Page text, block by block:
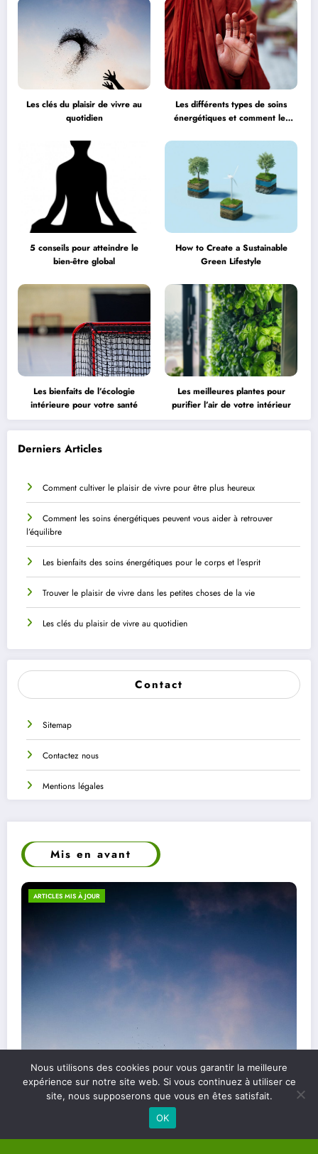
Les clés du plaisir de vivre au
quotidien
Les différents types de soins
énergétiques et comment les
5 conseils pour atteindre le
bien-être global
How to Create a Sustainable
Green Lifestyle
Les bienfaits de l’écologie
intérieure pour votre santé
Les meilleures plantes pour
purifier l’air de votre intérieur
Derniers Articles
Comment cultiver le plaisir de vivre pour être plus heureux
Comment les soins énergétiques peuvent vous aider à retrouver
l’équilibre
Les bienfaits des soins énergétiques pour le corps et l’esprit
Trouver le plaisir de vivre dans les petites choses de la vie
Les clés du plaisir de vivre au quotidien
Contact
Sitemap
Contactez nous
Mentions légales
Mis en avant
ECO-RESPONSABILITÉ
Les différents types de soins énergétiques et
comment les choisir
Nous utilisons des cookies pour vous garantir la meilleure
expérience sur notre site web. Si vous continuez à utiliser ce
site, nous supposerons que vous en êtes satisfait.
OK